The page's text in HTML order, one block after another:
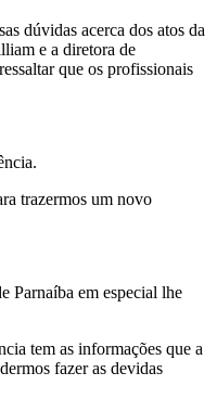
dúvidas acerca dos atos da
e a diretora de
que os profissionais
trazermos um novo
Parnaíba em especial lhe
tem as informações que a
fazer as devidas